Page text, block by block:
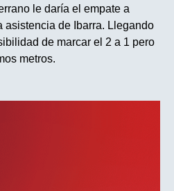
le daría el empate a
asistencia de Ibarra. Llegando
de marcar el 2 a 1 pero
metros.